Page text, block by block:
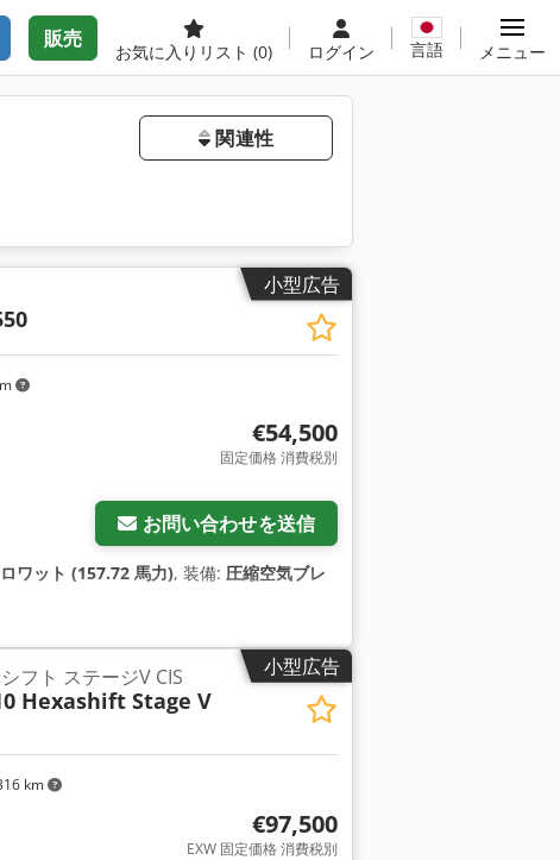
販売
お気に入りリスト (0) ログイン 言語 メニュー
関連性
小型広告
€54,500
固定価格 消費税別
お問い合わせを送信
ワット (157.72 馬力), 装備: 圧縮空気ブレ
小型広告
km
フト ステージV CIS
Hexashift Stage V
€97,500
EXW 固定価格 消費税別